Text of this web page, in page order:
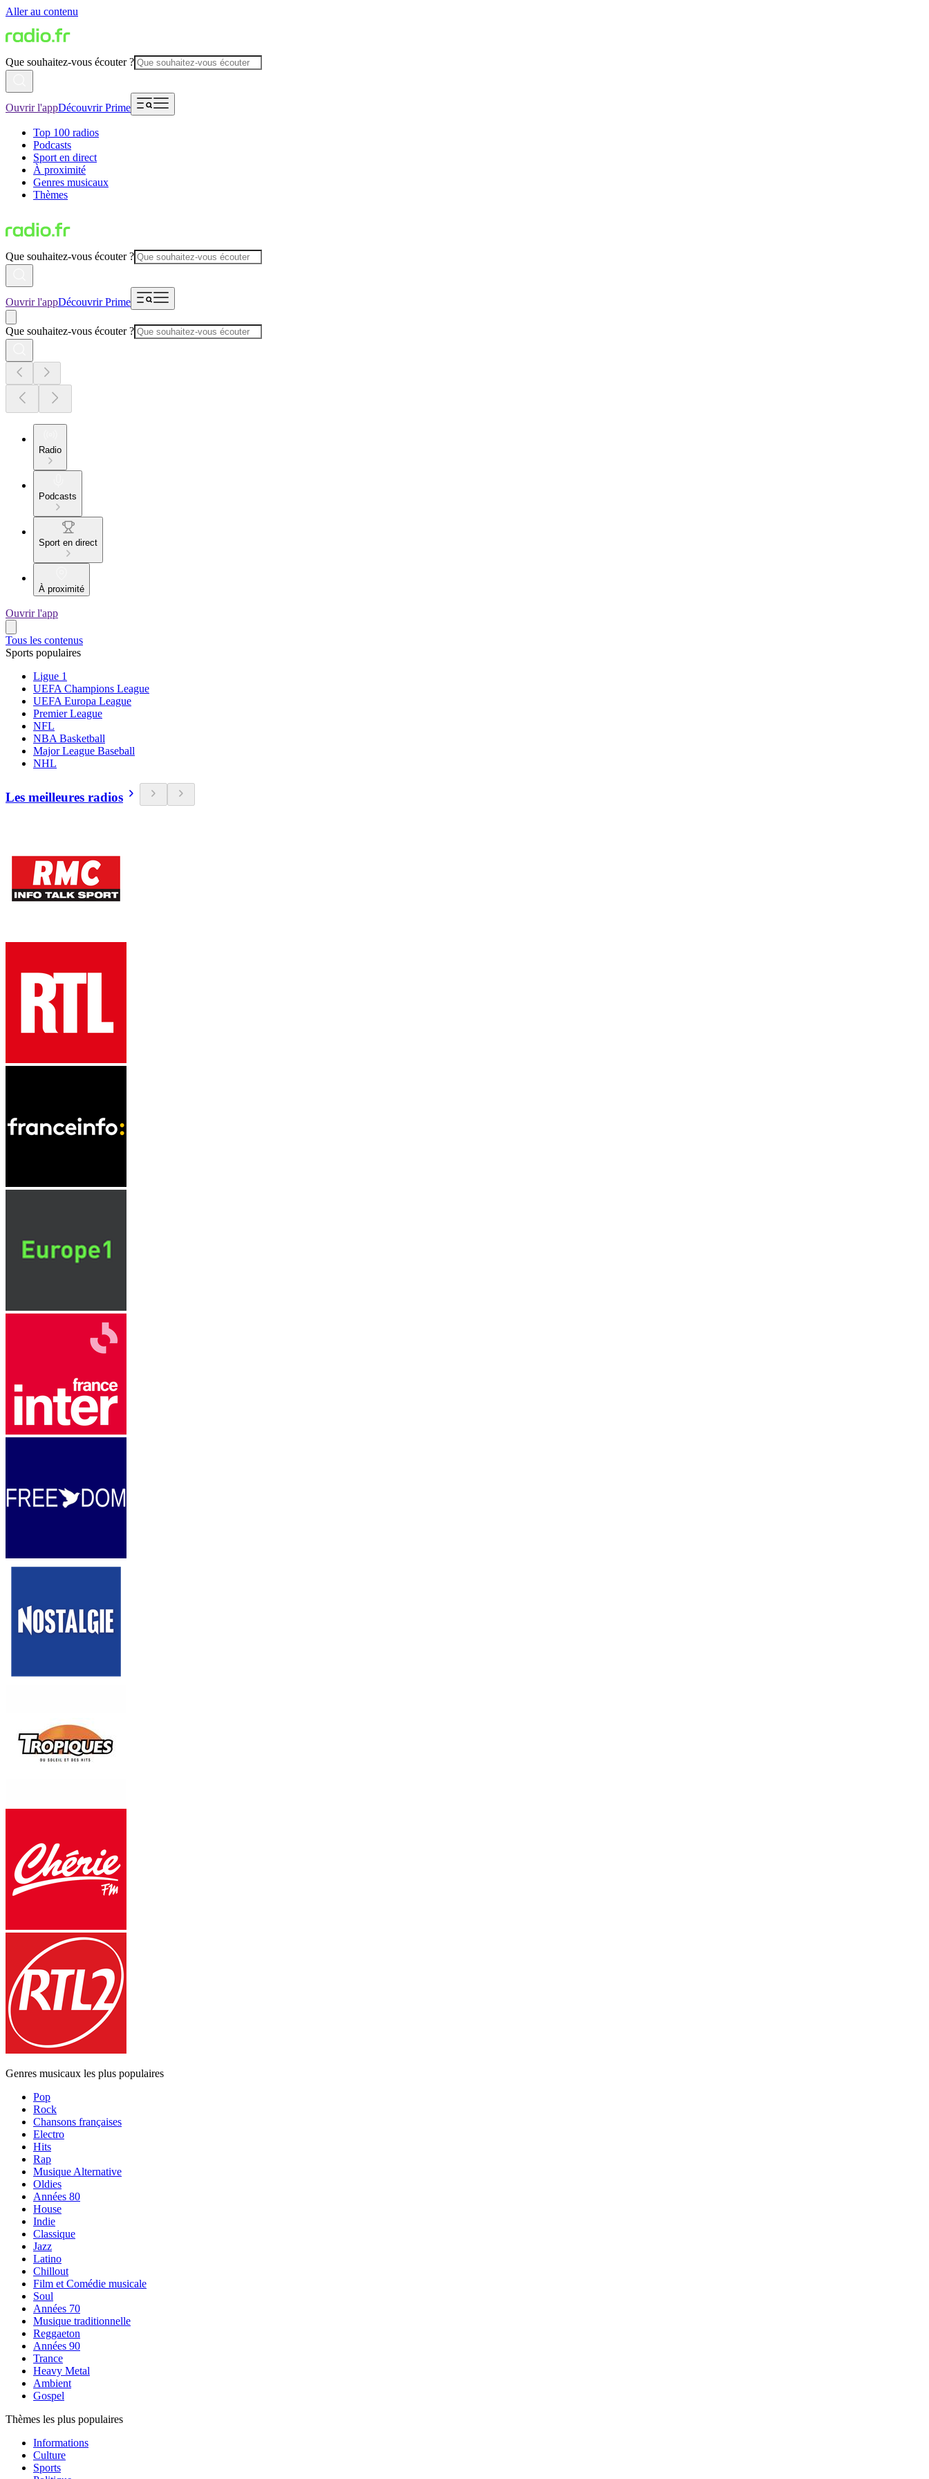
Aller au contenu
Que souhaitez-vous écouter ?
Ouvrir l'appDécouvrir Prime
Top 100 radios
Podcasts
Sport en direct
À proximité
Genres musicaux
Thèmes
Que souhaitez-vous écouter ?
Ouvrir l'appDécouvrir Prime
Que souhaitez-vous écouter ?
Radio
Podcasts
Sport en direct
À proximité
Ouvrir l'app
Tous les contenus
Sports populaires
Ligue 1
UEFA Champions League
UEFA Europa League
Premier League
NFL
NBA Basketball
Major League Baseball
NHL
Les meilleures radios
Genres musicaux les plus populaires
Pop
Rock
Chansons françaises
Electro
Hits
Rap
Musique Alternative
Oldies
Années 80
House
Indie
Classique
Jazz
Latino
Chillout
Film et Comédie musicale
Soul
Années 70
Musique traditionnelle
Reggaeton
Années 90
Trance
Heavy Metal
Ambient
Gospel
Thèmes les plus populaires
Informations
Culture
Sports